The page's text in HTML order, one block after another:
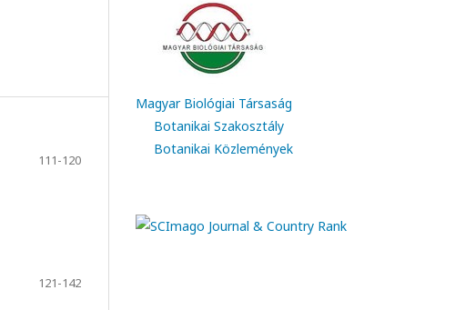
111-120
121-142
Magyar Biológiai Társaság
Botanikai Szakosztály
Botanikai Közlemények